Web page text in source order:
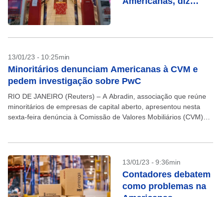
investir
13/01/23 - 10:25min
Minoritários denunciam Americanas à CVM e
pedem investigação sobre PwC
RIO DE JANEIRO (Reuters) – A Abradin, associação que reúne
minoritários de empresas de capital aberto, apresentou nesta
sexta-feira denúncia à Comissão de Valores Mobiliários (CVM)
13/01/23 - 9:36min
Contadores debatem
como problemas na